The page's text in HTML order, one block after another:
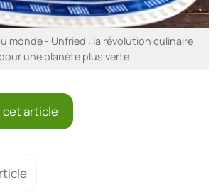
monde - Unfried : la révolution culinaire
pour une planète plus verte
cet article